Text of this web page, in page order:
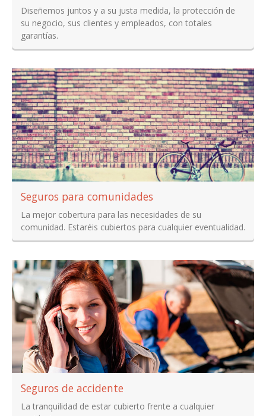
Diseñemos juntos y a su justa medida, la protección de
su negocio, sus clientes y empleados, con totales
garantías.
Seguros para comunidades
La mejor cobertura para las necesidades de su
comunidad. Estaréis cubiertos para cualquier eventualidad.
Seguros de accidente
La tranquilidad de estar cubierto frente a cualquier